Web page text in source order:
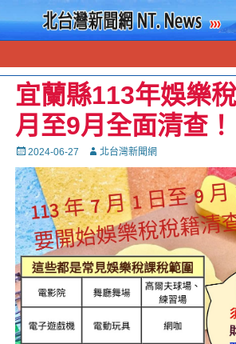
宜蘭縣113年娛樂
月至9月全面清查！
Posted
on
2024-06-27 Autor北台灣新聞網